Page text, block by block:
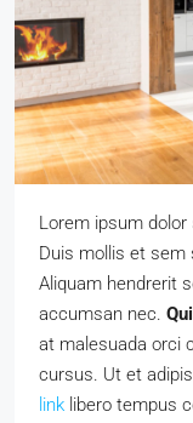
Lorem ipsum
Duis mollis et sem
Aliquam hendrerit
accumsan nec.
at malesuada orci
cursus. Ut et
link libero tempus